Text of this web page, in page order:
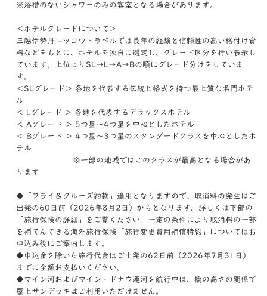
※浴槽のないシャワーのみの客室となる場合があります。
＜ホテルグレードについて＞
三越伊勢丹ニッコウトラベルでは長年の経験と信頼性の高い格付け資
料などをもとに、ホテルを独自に選定し、グレード区分を行い表示し
ています。上位よりSL→L→A→Bの順にグレード分けをしていま
す。
＜SLグレード＞ 各地を代表する伝統と格式を持つ最上質な名門ホテ
ル
＜ Lグレード ＞ 各地を代表するデラックスホテル
＜ Aグレード ＞ 5つ星～4つ星を中心としたホテル
＜ Bグレード ＞ 4つ星～3つ星のスタンダードクラスを中心としたホ
テル
※一部の地域ではこのクラスが最高となる場合があ
ります
◆「フライ＆クルーズ約款」適用となりますので、取消料の発生はご
出発の60日前（2026年8月2日）からとなります。詳しくは下部の
「旅行保険の詳細」をご覧ください。一定の条件により取消料の一部
を補てんできる海外旅行保険「旅行変更費用補償特約」についてはお
申込み後にご案内します。
◆申込金を除いた旅行代金はご出発の62日前（2026年7月31日）
までに全額お支払いください。
◆マイン河およびマイン・ドナウ運河を航行中は、橋の高さの関係で
屋上サンデッキはご利用いただけません。